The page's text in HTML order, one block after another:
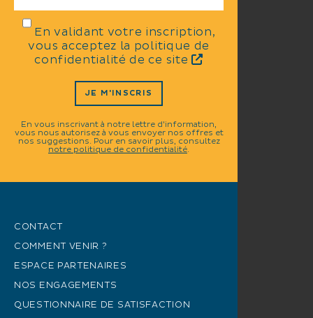
En validant votre inscription,
vous acceptez la politique de
confidentialité de ce site
JE M'INSCRIS
En vous inscrivant à notre lettre d'information,
vous nous autorisez à vous envoyer nos offres et
nos suggestions. Pour en savoir plus, consultez
notre politique de confidentialité.
CONTACT
COMMENT VENIR ?
ESPACE PARTENAIRES
NOS ENGAGEMENTS
QUESTIONNAIRE DE SATISFACTION